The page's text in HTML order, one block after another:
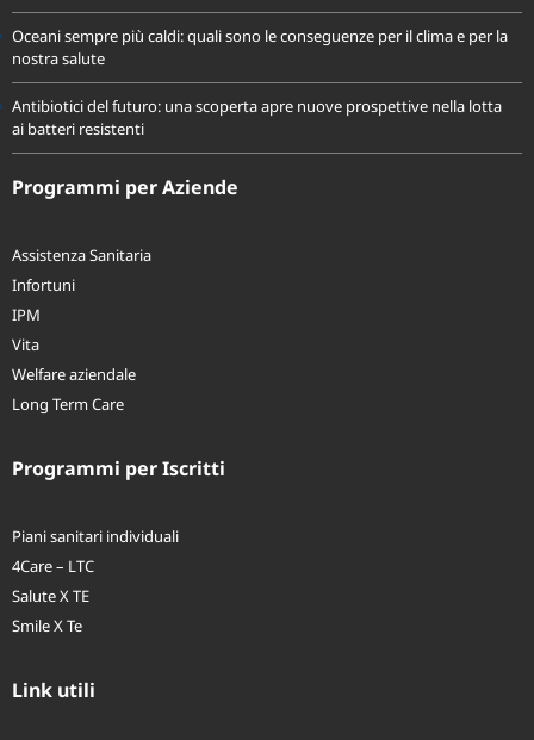
Oceani sempre più caldi: quali sono le conseguenze per il clima e per la
nostra salute
Antibiotici del futuro: una scoperta apre nuove prospettive nella lotta
ai batteri resistenti
Programmi per Aziende
Assistenza Sanitaria
Infortuni
IPM
Vita
Welfare aziendale
Long Term Care
Programmi per Iscritti
Piani sanitari individuali
4Care – LTC
Salute X TE
Smile X Te
Link utili